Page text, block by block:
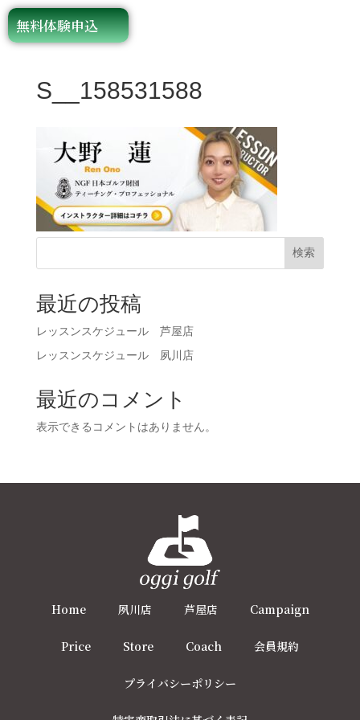
無料体験申込
S__158531588
検索
最近の投稿
レッスンスケジュール 芦屋店
レッスンスケジュール 夙川店
最近のコメント
表示できるコメントはありません。
Home 夙川店 芦屋店 Campaign
Price Store Coach 会員規約
プライバシーポリシー